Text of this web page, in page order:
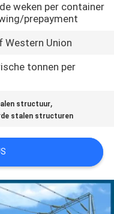
weken per container
prepayment
Western Union
tonnen per
structuur,
stalen structuren